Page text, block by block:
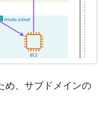
め、サブドメインの